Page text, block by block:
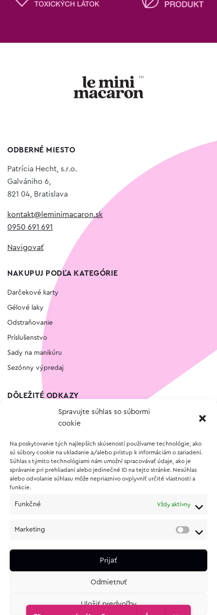
Spravujte súhlas so súbormi
cookie
Na poskytovanie tých najlepších skúseností používame technológie, ako
sú súbory cookie na ukladanie a/alebo prístup k informáciám o zariadení.
Súhlas s týmito technológiami nám umožní spracovávať údaje, ako je
správanie pri prehliadaní alebo jedinečné ID na tejto stránke. Nesúhlas
alebo odvolanie súhlasu môže nepriaznivo ovplyvniť určité vlastnosti a
funkcie.
Funkčné Vždy aktívny
Marketing
Prijať
Odmietnuť
Uložiť predvoľby
ODBERNÉ MIESTO
Patrícia Hecht, s.r.o.
Galvániho 6,
821 04, Bratislava
kontakt@leminimacaron.sk
0950 691 691
Navigovať
NAKUPUJ PODĽA KATEGÓRIE
Darčekové karty
Gélové laky
Odstraňovanie
Príslušenstvo
Sady na manikúru
Sezónny výpredaj
DÔLEŽITÉ ODKAZY
Vernostný program
O NÁKUPE
Vrátenie a reklamácia tovaru